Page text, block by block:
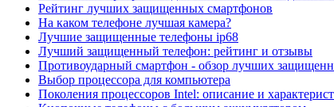
Рейтинг лучших защищенных смартфонов
На каком телефоне лучшая камера?
Лучшие защищенные телефоны ip68
Лучший защищенный телефон: рейтинг и отзывы
Противоударный смартфон - обзор лучших
Выбор процессора для компьютера
Поколения процессоров Intel: описание и